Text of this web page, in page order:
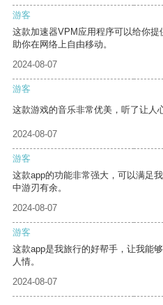
游客
这款加速器VPM应用程序可以给你
助你在网络上自由移动。
2024-08-07
游客
这款游戏的音乐非常优美，听了让人
2024-08-07
游客
这款app的功能非常强大，可以满足
中游刃有余。
2024-08-07
游客
这款app是我旅行的好帮手，让我能
人情。
2024-08-07